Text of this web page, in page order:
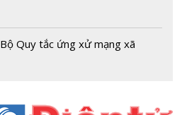
Bộ Quy tắc ứng xử mạng xã